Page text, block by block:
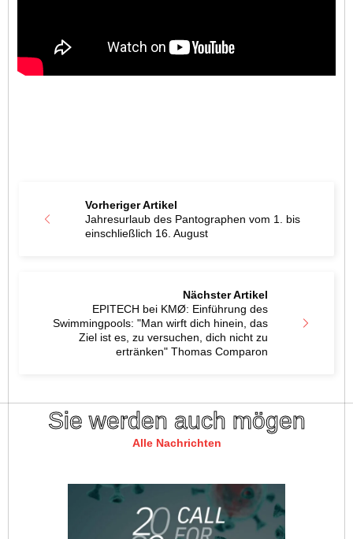
Vorheriger Artikel
Jahresurlaub des Pantographen vom 1. bis
einschließlich 16. August
Nächster Artikel
EPITECH bei KMØ: Einführung des
Swimmingpools: "Man wirft dich hinein, das
Ziel ist es, zu versuchen, dich nicht zu
ertränken" Thomas Comparon
Sie werden auch mögen
Alle Nachrichten